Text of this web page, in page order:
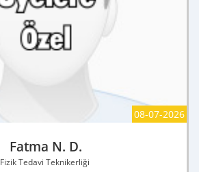
08-07-2026
Fatma N. D.
Fizik Tedavi Teknikerliği